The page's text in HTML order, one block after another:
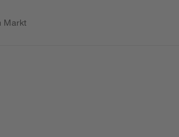
Markt